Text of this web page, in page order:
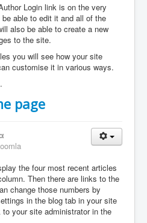
Login link is on the very
able to edit it and all of the
also be able to create a new
to the site.
you will see how your site
customise it in various ways.
page
the four most recent articles
Then there are links to the
change those numbers by
in the blog tab in your site
your site administrator in the